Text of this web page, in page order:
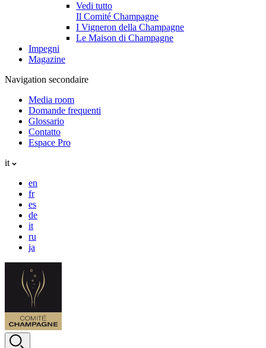
Vedi tutto
Il Comité Champagne
I Vigneron della Champagne
Le Maison di Champagne
Impegni
Magazine
Navigation secondaire
Media room
Domande frequenti
Glossario
Contatto
Espace Pro
it
en
fr
es
de
it
ru
ja